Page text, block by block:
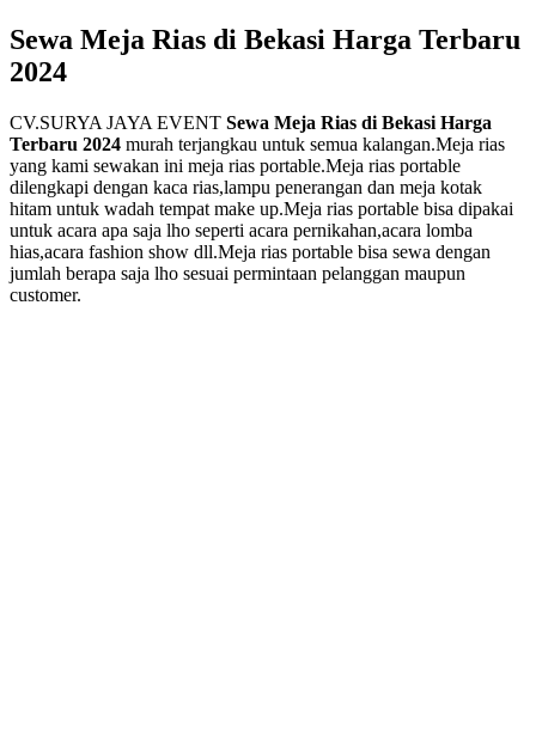
Sewa Meja Rias di Bekasi Harga Terbaru
2024
CV.SURYA JAYA EVENT Sewa Meja Rias di Bekasi Harga
Terbaru 2024 murah terjangkau untuk semua kalangan.Meja rias
yang kami sewakan ini meja rias portable.Meja rias portable
dilengkapi dengan kaca rias,lampu penerangan dan meja kotak
hitam untuk wadah tempat make up.Meja rias portable bisa dipakai
untuk acara apa saja lho seperti acara pernikahan,acara lomba
hias,acara fashion show dll.Meja rias portable bisa sewa dengan
jumlah berapa saja lho sesuai permintaan pelanggan maupun
customer.